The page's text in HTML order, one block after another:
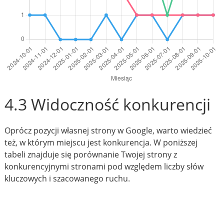
4.3 Widoczność konkurencji
Oprócz pozycji własnej strony w Google, warto wiedzieć
też, w którym miejscu jest konkurencja. W poniższej
tabeli znajduje się porównanie Twojej strony z
konkurencyjnymi stronami pod względem liczby słów
kluczowych i szacowanego ruchu.